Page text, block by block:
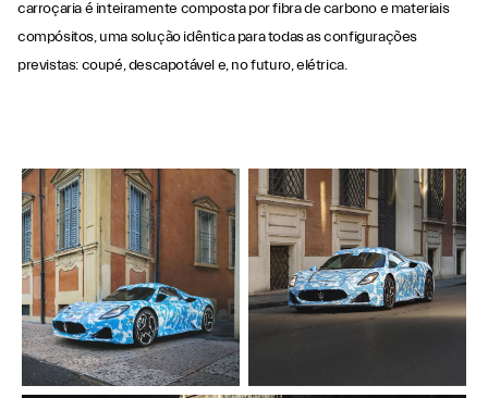
carroçaria é inteiramente composta por fibra de carbono e materiais
compósitos, uma solução idêntica para todas as configurações
previstas: coupé, descapotável e, no futuro, elétrica.